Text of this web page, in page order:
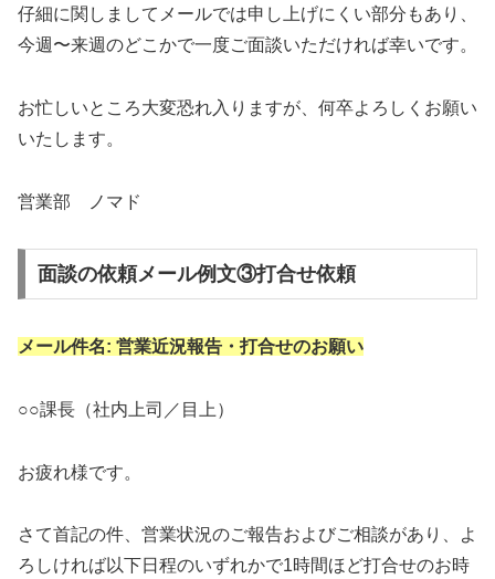
仔細に関しましてメールでは申し上げにくい部分もあり、
今週〜来週のどこかで一度ご面談いただければ幸いです。
お忙しいところ大変恐れ入りますが、何卒よろしくお願い
いたします。
営業部 ノマド
面談の依頼メール例文③打合せ依頼
メール件名: 営業近況報告・打合せのお願い
○○課長（社内上司／目上）
お疲れ様です。
さて首記の件、営業状況のご報告およびご相談があり、よ
ろしければ以下日程のいずれかで1時間ほど打合せのお時